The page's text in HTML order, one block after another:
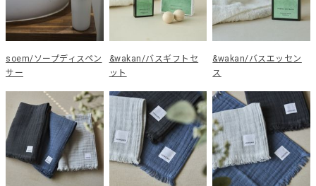
soem/ソープディスペン
サー
&wakan/バスギフトセ
ット
&wakan/バスエッセン
ス